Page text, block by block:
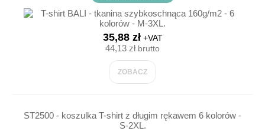
35,88 zł+VAT
44,13 złbrutto
ZOBACZ
ST2500 - koszulka T-shirt z długim rękawem 6 kolorów -
S-2XL.